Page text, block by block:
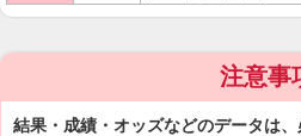
注意事
結果・成績・オッズなどのデータは